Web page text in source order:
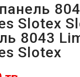
Slotex
8043
Slotex